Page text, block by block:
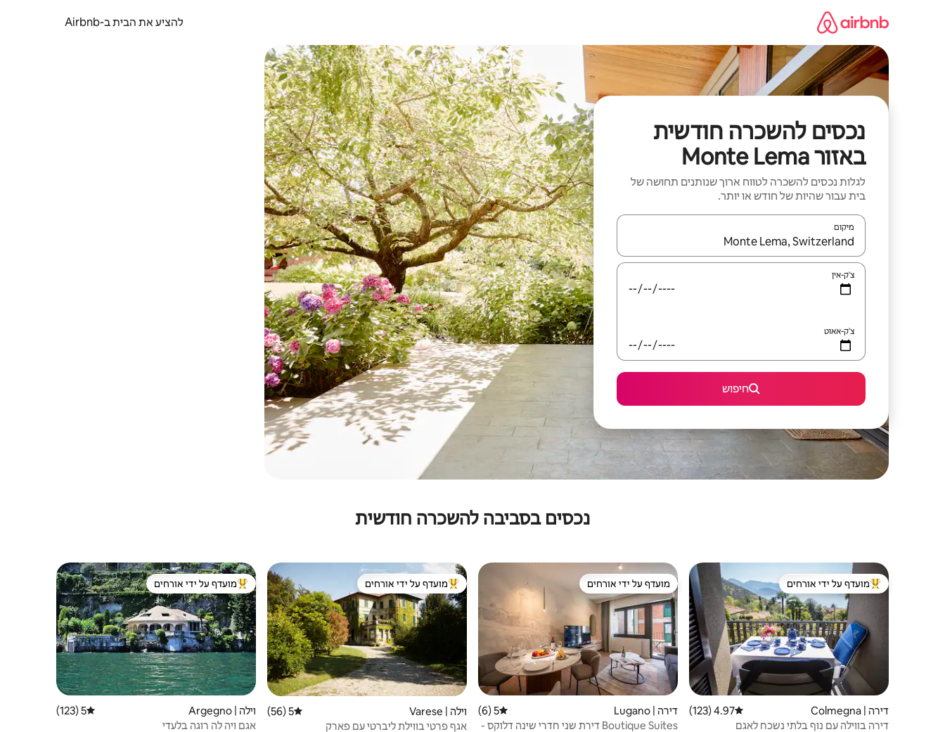
להציע את הבית ב-Airbnb
נכסים להשכרה חודשית
באזור Monte Lema
לגלות נכסים להשכרה לטווח ארוך שנותנים תחושה של
בית עבור שהיות של חודש או יותר.
מיקום
כאשר התוצאות יהיו זמינות, יש לנווט עם מקשי החיצים למעלה ולמטה או לעיין בעזרת תנועות מגע או החלקה.
צ'ק-אין
צ'ק-אאוט
חיפוש
נכסים בסביבה להשכרה חודשית
מוביל בקרב נכסים מועדפים על ידי אורחים
מועדף על ידי אורחים
דירה | Colmegna דירוג ממוצע של 4.97 מתוך 5, 123 ביקורות
4.97 (123)
דירה בווילה עם נוף בלתי נשכח לאגם
מועדף על ידי אורחים
מועדף על ידי אורחים
דירה | Lugano דירוג ממוצע של 5 מתוך 5, 6 ביקורות
5 (6)
Boutique Suites דירת שני חדרי שינה דלוקס -
מוביל בקרב נכסים מועדפים על ידי אורחים
מועדף על ידי אורחים
וילה | Varese דירוג ממוצע של 5 מתוך 5, 56 ביקורות
5 (56)
אגף פרטי בווילת ליברטי עם פארק
מוביל בקרב נכסים מועדפים על ידי אורחים
מועדף על ידי אורחים
וילה | Argegno דירוג ממוצע של 5 מתוך 5, 123 ביקורות
5 (123)
אגם ויה לה רוגה בלעדי